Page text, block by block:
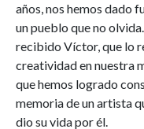
años, nos hemos dado
un pueblo que no
recibido Víctor, que lo
creatividad en nuestra
que hemos logrado
memoria de un artista
dio su vida por él.